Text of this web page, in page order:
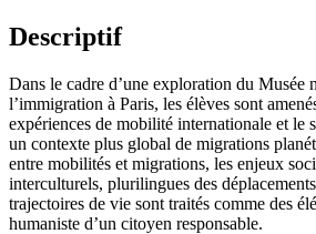
Descriptif
Dans le cadre d’une exploration du Musée
l’immigration à Paris, les élèves sont
expériences de mobilité internationale et le
un contexte plus global de migrations
entre mobilités et migrations, les enjeux
interculturels, plurilingues des
trajectoires de vie sont traités comme des
humaniste d’un citoyen responsable.